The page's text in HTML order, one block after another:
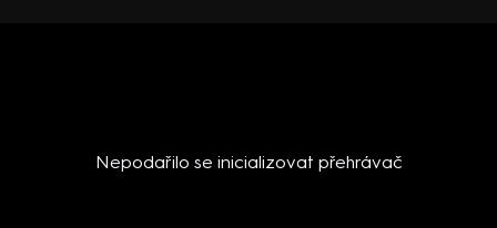
Nepodařilo se inicializovat přehrávač